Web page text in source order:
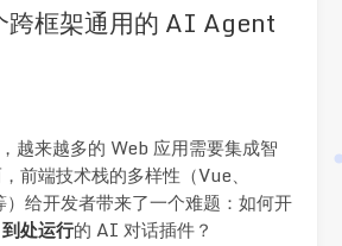
跨框架通用的 AI Agent
越来越多的 Web 应用需要集成智
前端技术栈的多样性（Vue、
给开发者带来了一个难题：如何开
处运行的 AI 对话插件？